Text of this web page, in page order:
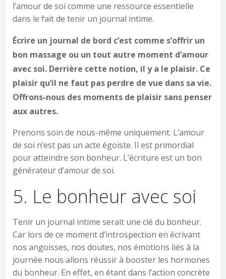
l’amour de soi comme une ressource essentielle
dans le fait de tenir un journal intime.
Écrire un journal de bord c’est comme s’offrir un
bon massage ou un tout autre moment d’amour
avec soi. Derrière cette notion, il y a le plaisir. Ce
plaisir qu’il ne faut pas perdre de vue dans sa vie.
Offrons-nous des moments de plaisir sans penser
aux autres.
Prenons soin de nous-même uniquement. L’amour
de soi n’est pas un acte égoïste. Il est primordial
pour atteindre son bonheur. L’écriture est un bon
générateur d’amour de soi.
5. Le bonheur avec soi
Tenir un journal intime serait une clé du bonheur.
Car lors de ce moment d’introspection en écrivant
nos angoisses, nos doutes, nos émotions liés à la
journée nous allons réussir à booster les hormones
du bonheur. En effet, en étant dans l’action concrète